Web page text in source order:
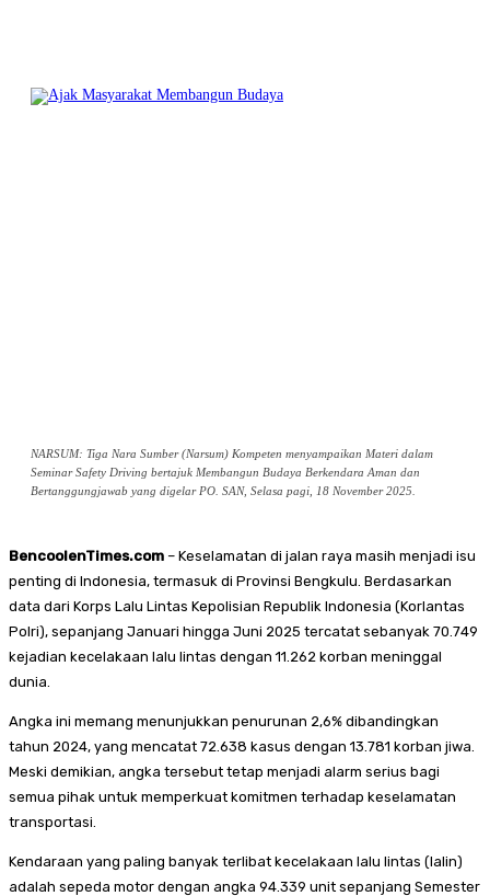
NARSUM: Tiga Nara Sumber (Narsum) Kompeten menyampaikan Materi dalam
Seminar Safety Driving bertajuk Membangun Budaya Berkendara Aman dan
Bertanggungjawab yang digelar PO. SAN, Selasa pagi, 18 November 2025.
BencoolenTimes.com – Keselamatan di jalan raya masih menjadi isu
penting di Indonesia, termasuk di Provinsi Bengkulu. Berdasarkan
data dari Korps Lalu Lintas Kepolisian Republik Indonesia (Korlantas
Polri), sepanjang Januari hingga Juni 2025 tercatat sebanyak 70.749
kejadian kecelakaan lalu lintas dengan 11.262 korban meninggal
dunia.
Angka ini memang menunjukkan penurunan 2,6% dibandingkan
tahun 2024, yang mencatat 72.638 kasus dengan 13.781 korban jiwa.
Meski demikian, angka tersebut tetap menjadi alarm serius bagi
semua pihak untuk memperkuat komitmen terhadap keselamatan
transportasi.
Kendaraan yang paling banyak terlibat kecelakaan lalu lintas (lalin)
adalah sepeda motor dengan angka 94.339 unit sepanjang Semester